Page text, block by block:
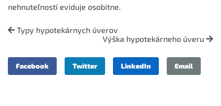
nehnuteľností eviduje osobitne.
Typy hypotekárnych úverov
Výška hypotekárneho úveru
Facebook Twitter LinkedIn Email